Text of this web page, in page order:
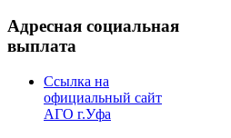
Адресная социальная
выплата
Ссылка на
официальный сайт
АГО г.Уфа